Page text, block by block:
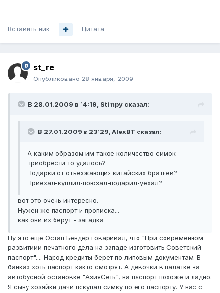
Вставить ник Цитата
st_re
Опубликовано 28 января, 2009
В 28.01.2009 в 14:19, Stimpy сказал:
В 27.01.2009 в 23:29, AlexBT сказал:
А каким образом им такое количество симок
приобрести то удалось?
Подарки от отъезжающих китайских братьев?
Приехал-куплил-поюзал-подарил-уехал?
вот это очень интересно.
Нужен же паспорт и прописка...
как они их берут - загадка
Ну это еще Остап Бендер говаривал, что "При современном
развитиии печатного дела на западе изготовить Советский
паспорт".... Народ кредиты берет по липовым документам. В
банках хоть паспорт както смотрят. А девочки в палатке на
автобусной остановке "АзияСеть", на паспорт похоже и ладно.
Я сыну хозяйки дачи покупал симку по его паспорту. У нас с